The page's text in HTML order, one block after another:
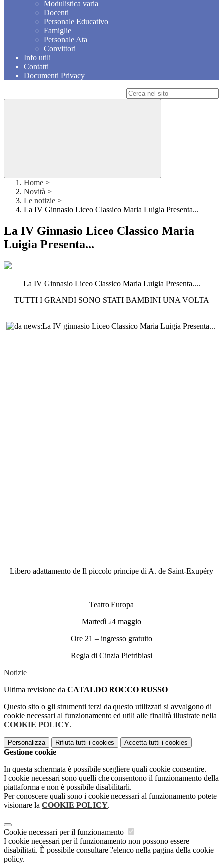
Modulistica varia
Docenti
Personale Educativo
Famiglie
Personale Ata
Convittori
Info utili
Contatti
Documenti Privacy
Home >
Novità >
Le notizie >
La IV Ginnasio Liceo Classico Maria Luigia Presenta...
La IV Ginnasio Liceo Classico Maria
Luigia Presenta...
La IV Ginnasio Liceo Classico Maria Luigia Presenta....
TUTTI I GRANDI SONO STATI BAMBINI UNA VOLTA
Libero adattamento de Il piccolo principe di A. de Saint-Exupéry
Teatro Europa
Martedì 24 maggio
Ore 21 – ingresso gratuito
Regia di Cinzia Pietribiasi
Notizie
Ultima revisione da CATALDO ROCCO RUSSO
Questo sito o gli strumenti terzi da questo utilizzati si avvalgono di
cookie necessari al funzionamento ed utili alle finalità illustrate nella
COOKIE POLICY.
Personalizza Rifiuta tutti i cookies Accetta tutti i cookies
Gestione cookie
In questa schermata è possibile scegliere quali cookie consentire.
I cookie necessari sono quelli che consentono il funzionamento della
piattaforma e non è possibile disabilitarli.
Per conoscere quali sono i cookie necessari al funzionamento potete
visionare la COOKIE POLICY.
Cookie necessari per il funzionamento
I cookie necessari per il funzionamento non possono essere
disabilitati. È possibile consultare l'elenco nella pagina della cookie
policy.